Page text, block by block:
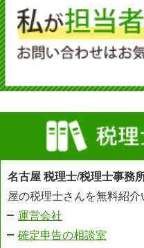
名古屋 税理士/税理士事務
屋の税理士さんを無料紹介
運営会社
確定申告の相談室